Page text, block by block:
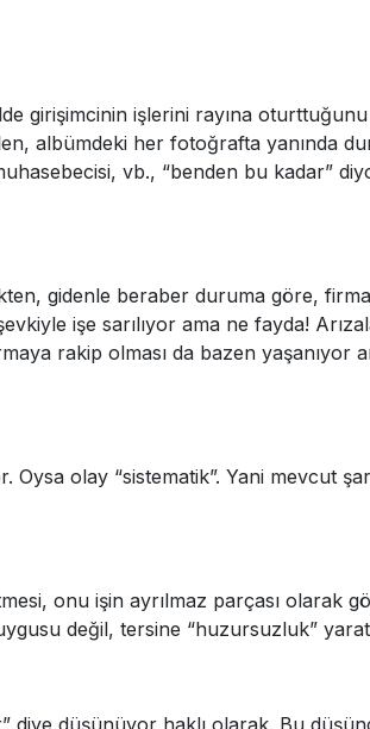
girişimcinin işlerini rayına
albümdeki her fotoğrafta yanında
vb., “benden bu kadar”
gidenle beraber duruma göre,
işe sarılıyor ama ne fayda!
rakip olması da bazen yaşanıyor
olay “sistematik”. Yani mevcut
onu işin ayrılmaz parçası olarak
değil, tersine “huzursuzluk”
düşünüyor haklı olarak. Bu